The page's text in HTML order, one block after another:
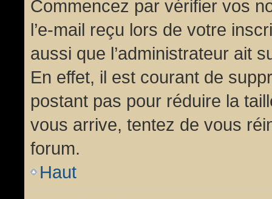
Commencez par vérifier vos
l’e-mail reçu lors de votre
aussi que l’administrateur ait
En effet, il est courant de
postant pas pour réduire la
vous arrive, tentez de vous
forum.
Haut